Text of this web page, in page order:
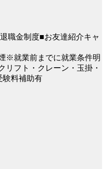
職金制度■お友達紹介キャ
※就業前までに就業条件明
リフト・クレーン・玉掛・
験料補助有